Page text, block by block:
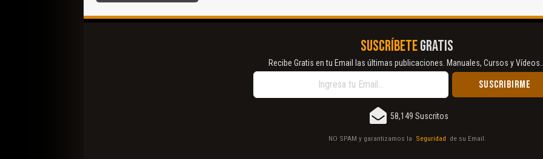
SUSCRÍBETEGRATIS
Recibe Gratis en tu Email las últimas publicaciones. Manuales, Cursos y Vídeos...
58,149 Suscritos
NO SPAM y garantizamos la Seguridad de su Email.